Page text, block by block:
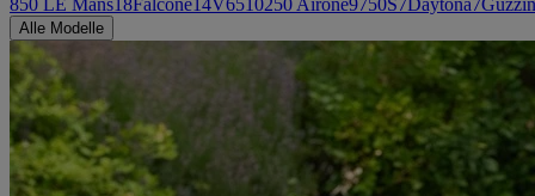
850 LE Mans18Falcone14V6510250 Airone9750S7Daytona7
Alle Modelle